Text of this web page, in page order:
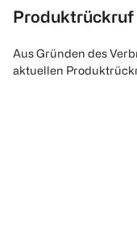
Produktrückruf
Aus Gründen des
aktuellen